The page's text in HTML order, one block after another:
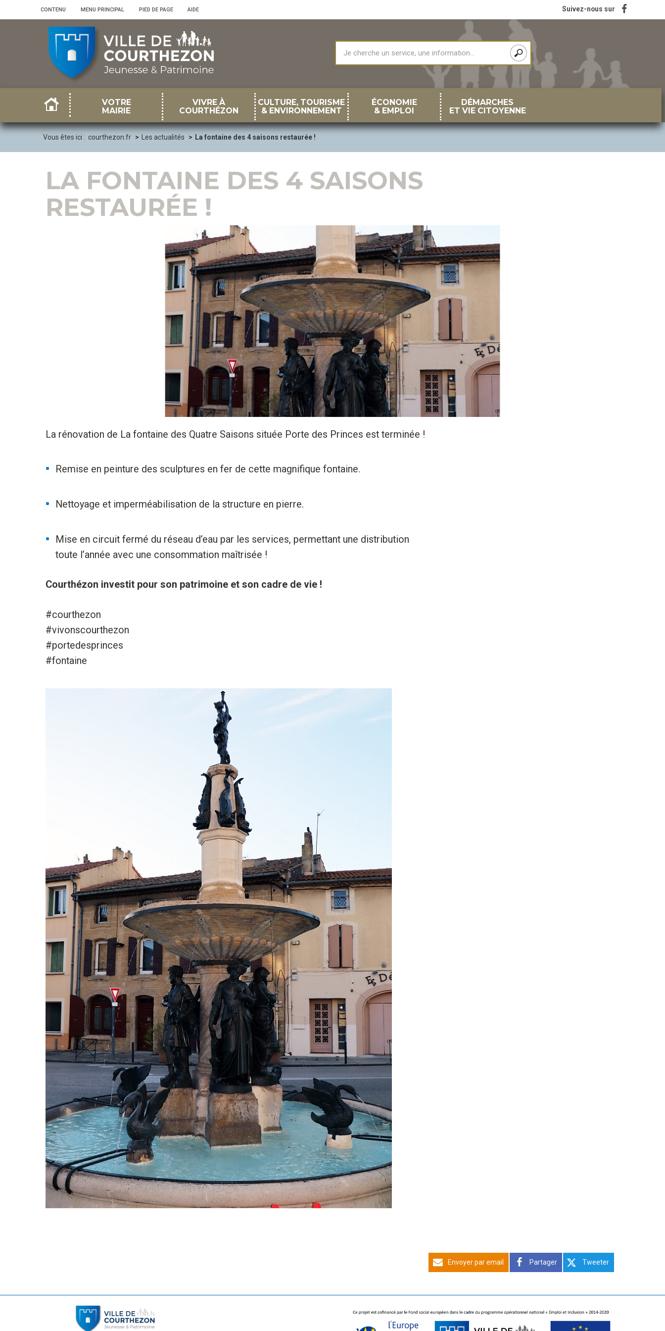
CONTENU MENU PRINCIPAL PIED DE PAGE AIDE
VOTRE
MAIRIE
VIVRE À
COURTHÉZON
CULTURE, TOURISME
& ENVIRONNEMENT
ÉCONOMIE
& EMPLOI
DÉMARCHES
ET VIE CITOYENNE
Suivez-nous sur
Vous êtes ici : courthezon.fr Les actualités La fontaine des 4 saisons restaurée !
LA FONTAINE DES 4 SAISONS
RESTAURÉE !
La rénovation de La fontaine des Quatre Saisons située Porte des Princes est terminée !
Remise en peinture des sculptures en fer de cette magnifique fontaine.
Nettoyage et imperméabilisation de la structure en pierre.
Mise en circuit fermé du réseau d’eau par les services, permettant une distribution
toute l’année avec une consommation maîtrisée !
Courthézon investit pour son patrimoine et son cadre de vie !
#courthezon
#vivonscourthezon
#portedesprinces
#fontaine
Envoyer par email Partager Tweeter